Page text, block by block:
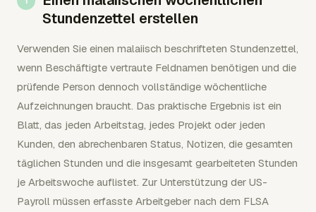
Stundenzettel erstellen
Verwenden Sie einen malaiisch beschrifteten Stundenzettel,
wenn Beschäftigte vertraute Feldnamen benötigen und die
prüfende Person dennoch vollständige wöchentliche
Aufzeichnungen braucht. Das praktische Ergebnis ist ein
Blatt, das jeden Arbeitstag, jedes Projekt oder jeden
Kunden, den abrechenbaren Status, Notizen, die gesamten
täglichen Stunden und die insgesamt gearbeiteten Stunden
je Arbeitswoche auflistet. Zur Unterstützung der US-
Payroll müssen erfasste Arbeitgeber nach dem FLSA